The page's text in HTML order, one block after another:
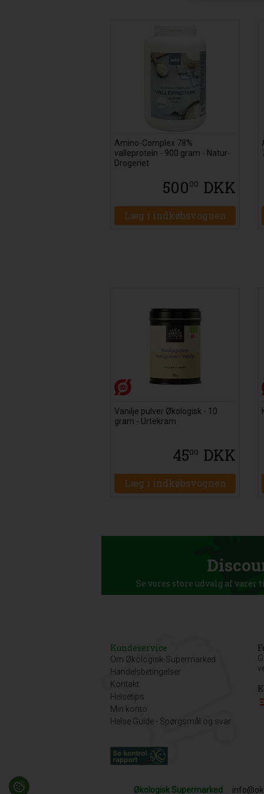
Amino-Complex 78%
valleprotein - 900 gram - Natur-
Drogeriet
50000 DKK
Læg i indkøbsvognen
Vanilje pulver Økologisk - 10
gram - Urtekram
4500 DKK
Læg i indkøbsvognen
Se vores store udvalg af varer
Kundeservice
Om Økologisk-Supermarked
Handelsbetingelser
Kontakt
Helsetips
Min konto
Helse Guide - Spørgsmål og svar
Økologisk Supermarked